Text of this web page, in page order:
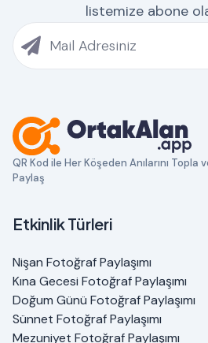
listemize abone
QR Kod ile Her Köşeden Anılarını Topla
Paylaş
Etkinlik Türleri
Nişan Fotoğraf Paylaşımı
Kına Gecesi Fotoğraf Paylaşımı
Doğum Günü Fotoğraf Paylaşımı
Sünnet Fotoğraf Paylaşımı
Mezuniyet Fotoğraf Paylaşımı